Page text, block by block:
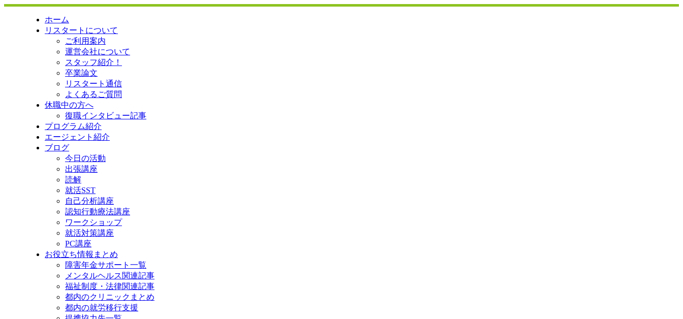
ホーム
リスタートについて
ご利用案内
運営会社について
スタッフ紹介！
卒業論文
リスタート通信
よくあるご質問
休職中の方へ
復職インタビュー記事
プログラム紹介
エージェント紹介
ブログ
今日の活動
出張講座
読解
就活SST
自己分析講座
認知行動療法講座
ワークショップ
就活対策講座
PC講座
お役立ち情報まとめ
障害年金サポート一覧
メンタルヘルス関連記事
福祉制度・法律関連記事
都内のクリニックまとめ
都内の就労移行支援